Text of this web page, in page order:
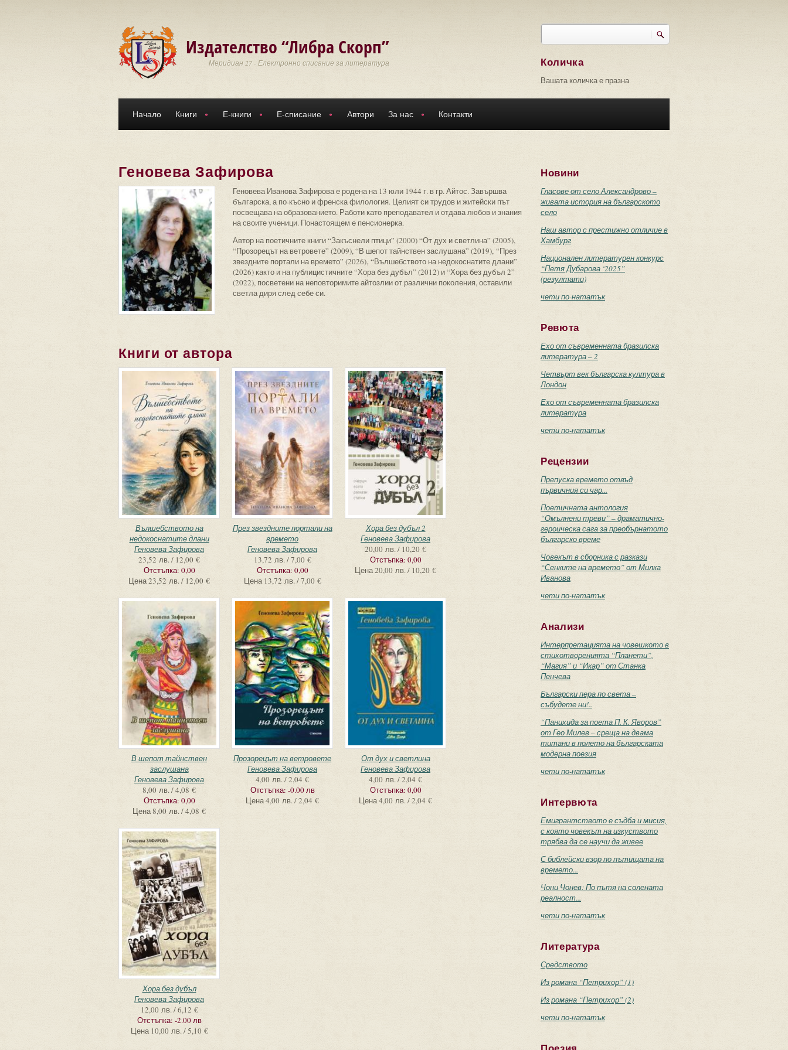
Издателство “Либра Скорп”
Меридиан 27 - Електронно списание за литература
Търси
Количка
Вашата количка е празна
Начало Книги Е-книги Е-списание Автори За нас Контакти
Геновева Зафирова
Геновева Иванова Зафирова е родена на 13 юли 1944 г. в гр. Айтос. Завършва
българска, а по-късно и френска филология. Целият си трудов и житейски път
посвещава на образованието. Работи като преподавател и отдава любов и знания
на своите ученици. Понастоящем е пенсионерка.
Автор на поетичните книги “Закъснели птици” (2000) “От дух и светлина” (2005),
“Прозорецът на ветровете” (2009), “В шепот тайнствен заслушана” (2019), “През
звездните портали на времето” (2026), “Вълшебството на недокоснатите длани”
(2026) както и на публицистичните “Хора без дубъл” (2012) и “Хора без дубъл 2”
(2022), посветени на неповторимите айтозлии от различни поколения, оставили
светла диря след себе си.
Книги от автора
Вълшебството на
недокоснатите длани
Геновева Зафирова
23,52 лв. / 12,00 €
Отстъпка: 0,00
Цена23,52 лв. / 12,00 €
През звездните портали на
времето
Геновева Зафирова
13,72 лв. / 7,00 €
Отстъпка: 0,00
Цена 13,72 лв. / 7,00 €
Хора без дубъл 2
Геновева Зафирова
20,00 лв. / 10,20 €
Отстъпка: 0,00
Цена20,00 лв. / 10,20 €
В шепот тайнствен
заслушана
Геновева Зафирова
8,00 лв. / 4,08 €
Отстъпка: 0,00
Цена8,00 лв. / 4,08 €
Прозорецът на ветровете
Геновева Зафирова
4,00 лв. / 2,04 €
Отстъпка: -0.00 лв
Цена4,00 лв. / 2,04 €
От дух и светлина
Геновева Зафирова
4,00 лв. / 2,04 €
Отстъпка: 0,00
Цена4,00 лв. / 2,04 €
Хора без дубъл
Геновева Зафирова
12,00 лв. / 6,12 €
Отстъпка: -2.00 лв
Цена 10,00 лв. / 5,10 €
Новини
Гласове от село Александрово –
живата история на българското
село
Наш автор с престижно отличие в
Хамбург
Национален литературен конкурс
“Петя Дубарова ‘2025”
(резултати)
чети по-нататък
Ревюта
Ехо от съвременната бразилска
литература – 2
Четвърт век българска култура в
Лондон
Ехо от съвременната бразилска
литература
чети по-нататък
Рецензии
Препуска времето отвъд
първичния си чар...
Поетичната антология
“Омълнени треви” – драматично-
героическа сага за преобърнатото
българско време
Човекът в сборника с разкази
“Сенките на времето” от Милка
Иванова
чети по-нататък
Анализи
Интерпретацията на човешкото в
стихотворенията “Планети”,
“Магия” и “Икар” от Станка
Пенчева
Български пера по света –
събудете ни!..
“Панихида за поета П. К. Яворов”
от Гео Милев – среща на двама
титани в полето на българската
модерна поезия
чети по-нататък
Интервюта
Емигрантството е съдба и мисия,
с която човекът на изкуството
трябва да се научи да живее
С библейски взор по пътищата на
времето...
Чони Чонев: По пътя на солената
реалност...
чети по-нататък
Литература
Средството
Из романа “Петрихор” (1)
Из романа “Петрихор” (2)
чети по-нататък